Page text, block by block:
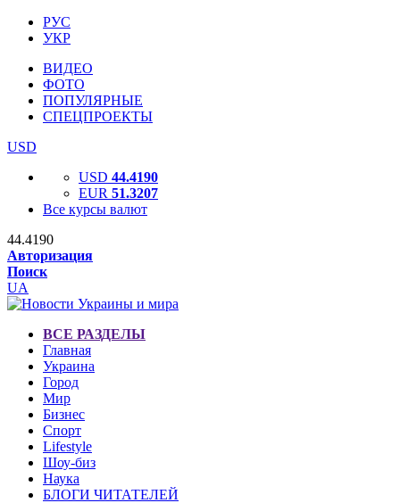
РУС
УКР
ВИДЕО
ФОТО
ПОПУЛЯРНЫЕ
СПЕЦПРОЕКТЫ
USD
USD 44.4190
EUR 51.3207
Все курсы валют
44.4190
Авторизация
Поиск
UA
ВСЕ РАЗДЕЛЫ
Главная
Украина
Город
Мир
Бизнес
Спорт
Lifestyle
Шоу-биз
Наука
БЛОГИ ЧИТАТЕЛЕЙ